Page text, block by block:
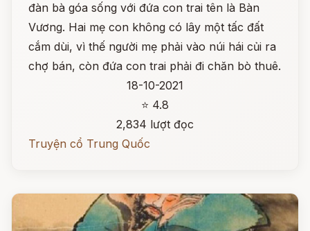
đàn bà góa sống với đứa con trai tên là Bàn
Vương. Hai mẹ con không có lây một tấc đất
cắm dùi, vì thế người mẹ phải vào núi hái củi ra
chợ bán, còn đứa con trai phải đi chăn bò thuê.
18-10-2021
⭐ 4.8
2,834 lượt đọc
Truyện cổ Trung Quốc